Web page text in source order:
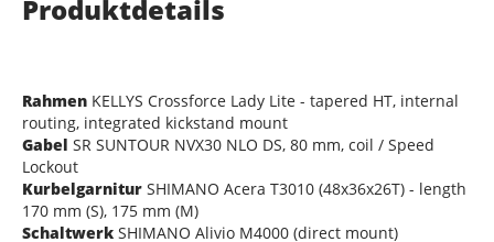
Produktdetails
Rahmen KELLYS Crossforce Lady Lite - tapered HT, internal
routing, integrated kickstand mount
Gabel SR SUNTOUR NVX30 NLO DS, 80 mm, coil / Speed
Lockout
Kurbelgarnitur SHIMANO Acera T3010 (48x36x26T) - length
170 mm (S), 175 mm (M)
Schaltwerk SHIMANO Alivio M4000 (direct mount)